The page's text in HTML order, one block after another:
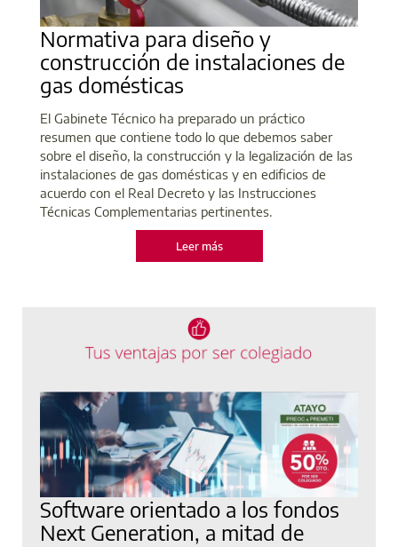
Normativa para diseño y
construcción de instalaciones de
gas domésticas
El Gabinete Técnico ha preparado un práctico
resumen que contiene todo lo que debemos saber
sobre el diseño, la construcción y la legalización de las
instalaciones de gas domésticas y en edificios de
acuerdo con el Real Decreto y las Instrucciones
Técnicas Complementarias pertinentes.
Leer más
Software orientado a los fondos
Next Generation, a mitad de